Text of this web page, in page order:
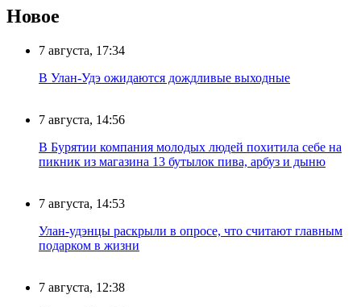
Новое
7 августа, 17:34
В Улан-Удэ ожидаются дождливые выходные
7 августа, 14:56
В Бурятии компания молодых людей похитила себе на
пикник из магазина 13 бутылок пива, арбуз и дыню
7 августа, 14:53
Улан-удэнцы раскрыли в опросе, что считают главным
подарком в жизни
7 августа, 12:38